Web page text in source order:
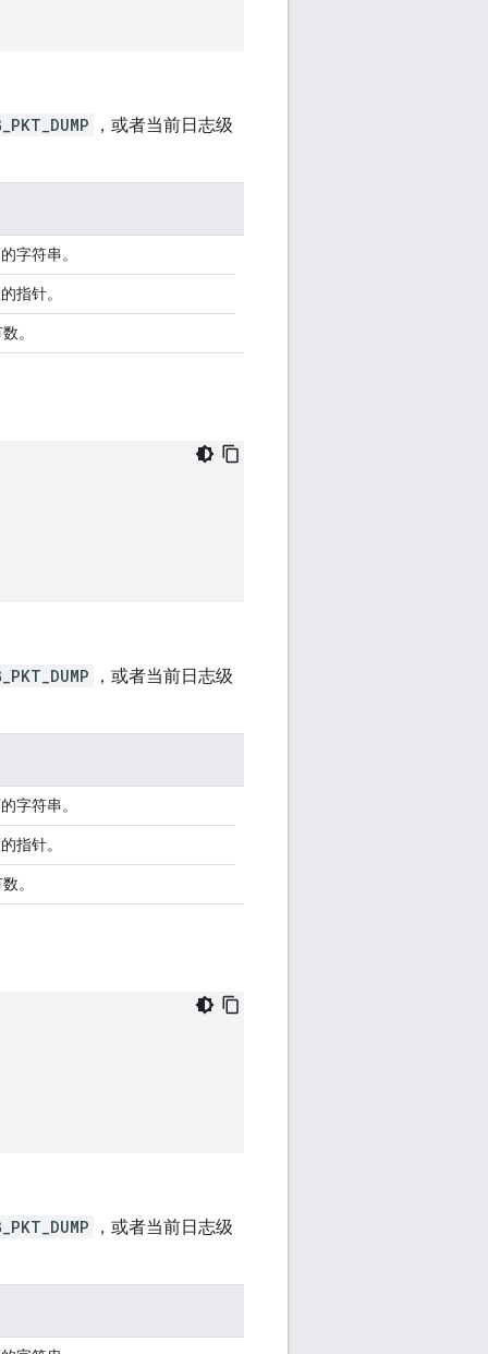
，或者当前日志级
字符串。
指针。
。
，或者当前日志级
字符串。
指针。
。
，或者当前日志级